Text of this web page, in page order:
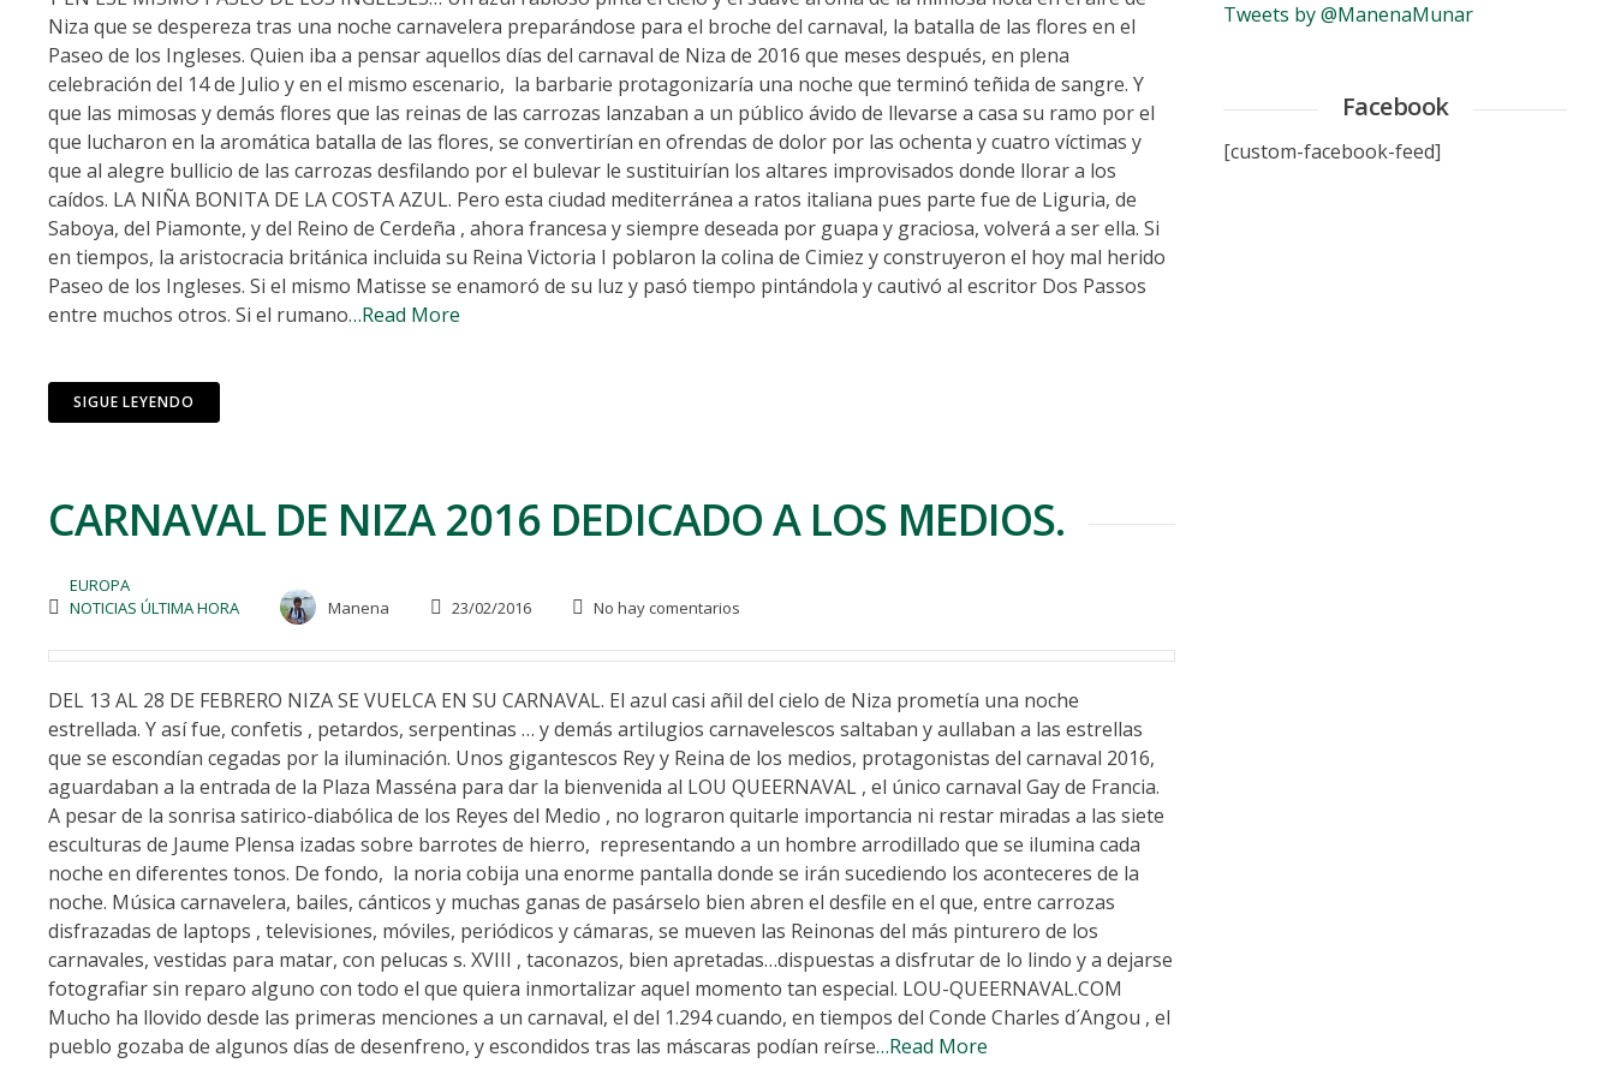
Niza que se despereza tras una noche carnavelera preparándose para el broche del carnaval, la batalla de las flores en el
Paseo de los Ingleses. Quien iba a pensar aquellos días del carnaval de Niza de 2016 que meses después, en plena
celebración del 14 de Julio y en el mismo escenario, la barbarie protagonizaría una noche que terminó teñida de sangre. Y
que las mimosas y demás flores que las reinas de las carrozas lanzaban a un público ávido de llevarse a casa su ramo por el
que lucharon en la aromática batalla de las flores, se convertirían en ofrendas de dolor por las ochenta y cuatro víctimas y
que al alegre bullicio de las carrozas desfilando por el bulevar le sustituirían los altares improvisados donde llorar a los
caídos. LA NIÑA BONITA DE LA COSTA AZUL. Pero esta ciudad mediterránea a ratos italiana pues parte fue de Liguria, de
Saboya, del Piamonte, y del Reino de Cerdeña , ahora francesa y siempre deseada por guapa y graciosa, volverá a ser ella. Si
en tiempos, la aristocracia británica incluida su Reina Victoria I poblaron la colina de Cimiez y construyeron el hoy mal herido
Paseo de los Ingleses. Si el mismo Matisse se enamoró de su luz y pasó tiempo pintándola y cautivó al escritor Dos Passos
entre muchos otros. Si el rumano…Read More
SIGUE LEYENDO
CARNAVAL DE NIZA 2016 DEDICADO A LOS MEDIOS.
EUROPA
NOTICIAS ÚLTIMA HORA
Manena 23/02/2016 No hay comentarios
DEL 13 AL 28 DE FEBRERO NIZA SE VUELCA EN SU CARNAVAL. El azul casi añil del cielo de Niza prometía una noche
estrellada. Y así fue, confetis , petardos, serpentinas … y demás artilugios carnavelescos saltaban y aullaban a las estrellas
que se escondían cegadas por la iluminación. Unos gigantescos Rey y Reina de los medios, protagonistas del carnaval 2016,
aguardaban a la entrada de la Plaza Masséna para dar la bienvenida al LOU QUEERNAVAL , el único carnaval Gay de Francia.
A pesar de la sonrisa satirico-diabólica de los Reyes del Medio , no lograron quitarle importancia ni restar miradas a las siete
esculturas de Jaume Plensa izadas sobre barrotes de hierro, representando a un hombre arrodillado que se ilumina cada
noche en diferentes tonos. De fondo, la noria cobija una enorme pantalla donde se irán sucediendo los aconteceres de la
noche. Música carnavelera, bailes, cánticos y muchas ganas de pasárselo bien abren el desfile en el que, entre carrozas
disfrazadas de laptops , televisiones, móviles, periódicos y cámaras, se mueven las Reinonas del más pinturero de los
carnavales, vestidas para matar, con pelucas s. XVIII , taconazos, bien apretadas…dispuestas a disfrutar de lo lindo y a dejarse
fotografiar sin reparo alguno con todo el que quiera inmortalizar aquel momento tan especial. LOU-QUEERNAVAL.COM
Mucho ha llovido desde las primeras menciones a un carnaval, el del 1.294 cuando, en tiempos del Conde Charles d´Angou , el
pueblo gozaba de algunos días de desenfreno, y escondidos tras las máscaras podían reírse…Read More
Tweets by @ManenaMunar
Facebook
[custom-facebook-feed]